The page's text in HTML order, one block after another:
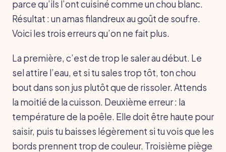
parce qu’ils l’ont cuisiné comme un chou blanc.
Résultat : un amas filandreux au goût de soufre.
Voici les trois erreurs qu’on ne fait plus.
La première, c’est de trop le saler au début. Le
sel attire l’eau, et si tu sales trop tôt, ton chou
bout dans son jus plutôt que de rissoler. Attends
la moitié de la cuisson. Deuxième erreur : la
température de la poêle. Elle doit être haute pour
saisir, puis tu baisses légèrement si tu vois que les
bords prennent trop de couleur. Troisième piège